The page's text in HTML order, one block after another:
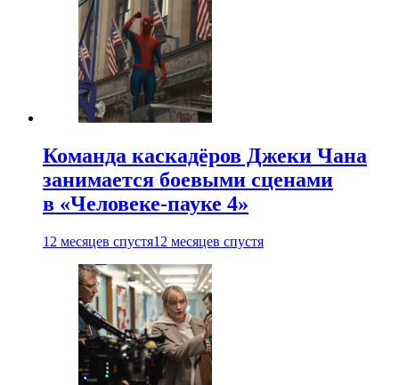
Команда каскадёров Джеки Чана
занимается боевыми сценами
в «Человеке-пауке 4»
12 месяцев спустя12 месяцев спустя